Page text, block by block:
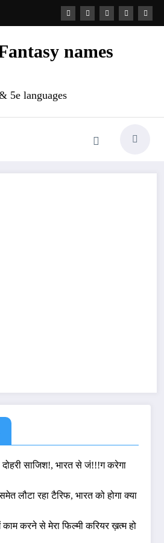
names
5e languages
दोहरी साजिश!, भारत से जं!!!ग करेगा
लौटा रहा टैरिफ, भारत को होगा क्या
काम करने से मेरा फिल्मी करियर ख़त्म हो